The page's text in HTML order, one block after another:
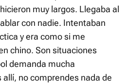
muy largos. Llegaba al
con nadie. Intentaban
y era como si me
chino. Son situaciones
demanda mucha
no comprendes nada de